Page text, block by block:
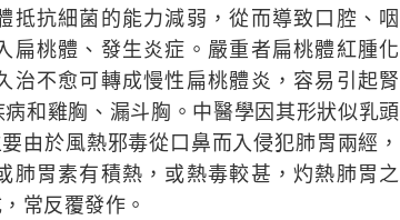
抵抗細菌的能力減弱，從而導致口腔、咽
扁桃體、發生炎症。嚴重者扁桃體紅腫化
治不愈可轉成慢性扁桃體炎，容易引起腎
和雞胸、漏斗胸。中醫學因其形狀似乳頭
由於風熱邪毒從口鼻而入侵犯肺胃兩經，
肺胃素有積熱，或熱毒較甚，灼熱肺胃之
常反覆發作。